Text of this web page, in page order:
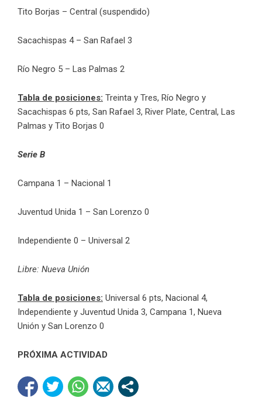
Tito Borjas – Central (suspendido)
Sacachispas 4 – San Rafael 3
Río Negro 5 – Las Palmas 2
Tabla de posiciones: Treinta y Tres, Río Negro y
Sacachispas 6 pts, San Rafael 3, River Plate, Central, Las
Palmas y Tito Borjas 0
Serie B
Campana 1 – Nacional 1
Juventud Unida 1 – San Lorenzo 0
Independiente 0 – Universal 2
Libre: Nueva Unión
Tabla de posiciones: Universal 6 pts, Nacional 4,
Independiente y Juventud Unida 3, Campana 1, Nueva
Unión y San Lorenzo 0
PRÓXIMA ACTIVIDAD